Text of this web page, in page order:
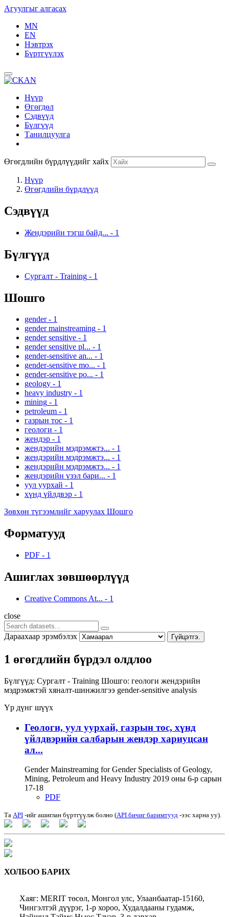
Агуулгыг алгасах
MN
EN
Нэвтрэх
Бүртгүүлэх
Нүүр
Өгөгдөл
Сэдвүүд
Бүлгүүд
Танилцуулга
Өгөгдлийн бүрдлүүдийг хайх
Нүүр
Өгөгдлийн бүрдлүүд
Сэдвүүд
Жендэрийн тэгш байд... - 1
Бүлгүүд
Сургалт - Training - 1
Шошго
gender - 1
gender mainstreaming - 1
gender sensitive - 1
gender sensitive pl... - 1
gender-sensitive an... - 1
gender-sensitive mo... - 1
gender-sensitive po... - 1
geology - 1
heavy industry - 1
mining - 1
petroleum - 1
газрын тос - 1
геологи - 1
жендэр - 1
жендэрийн мэдрэмжтэ... - 1
жендэрийн мэдрэмжтэ... - 1
жендэрийн мэдрэмжтэ... - 1
жендэрийн үзэл бари... - 1
уул уурхай - 1
хүнд үйлдвэр - 1
Зөвхөн түгээмлийг харуулах Шошго
Форматууд
PDF - 1
Ашиглах зөвшөөрлүүд
Creative Commons At... - 1
close
Дараахаар эрэмбэлэх Гүйцэтгэ.
1 өгөгдлийн бүрдэл олдлоо
Бүлгүүд: Сургалт - Training Шошго: геологи жендэрийн
мэдрэмжтэй хяналт-шинжилгээ gender-sensitive analysis
Үр дүнг шүүх
Геологи, уул уурхай, газрын тос, хүнд
үйлдвэрийн салбарын жендэр хариуцсан
ал...
Gender Mainstreaming for Gender Specialists of Geology,
Mining, Petroleum and Heavy Industry 2019 оны 6-р сарын
17-18
PDF
Та API -ийг ашиглан бүртгүүлж болно (API бичиг баримтууд -ээс харна уу).
ХОЛБОО БАРИХ
Хаяг: MERIT төсөл, Монгол улс, Улаанбаатар-15160,
Чингэлтэй дүүрэг, 1-р хороо, Худалдааны гудамж,